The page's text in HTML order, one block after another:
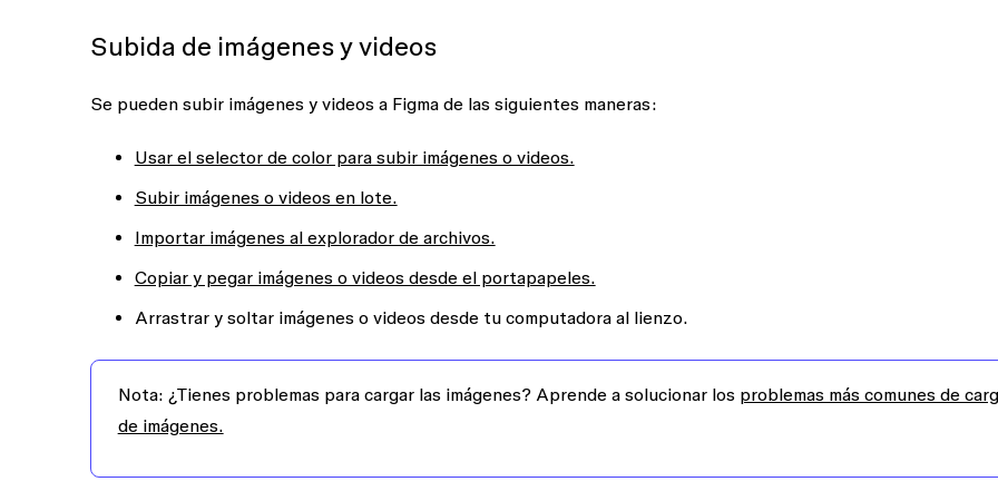
Subida de imágenes y videos
Se pueden subir imágenes y videos a Figma de las siguientes maneras:
Usar el selector de color para subir imágenes o videos.
Subir imágenes o videos en lote.
Importar imágenes al explorador de archivos.
Copiar y pegar imágenes o videos desde el portapapeles.
Arrastrar y soltar imágenes o videos desde tu computadora al lienzo.
Nota: ¿Tienes problemas para cargar las imágenes? Aprende a solucionar los problemas más comunes de
de imágenes.